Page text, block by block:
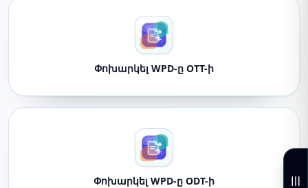
Փոխարկել WPD-ը OTT-ի
Փոխարկել WPD-ը ODT-ի